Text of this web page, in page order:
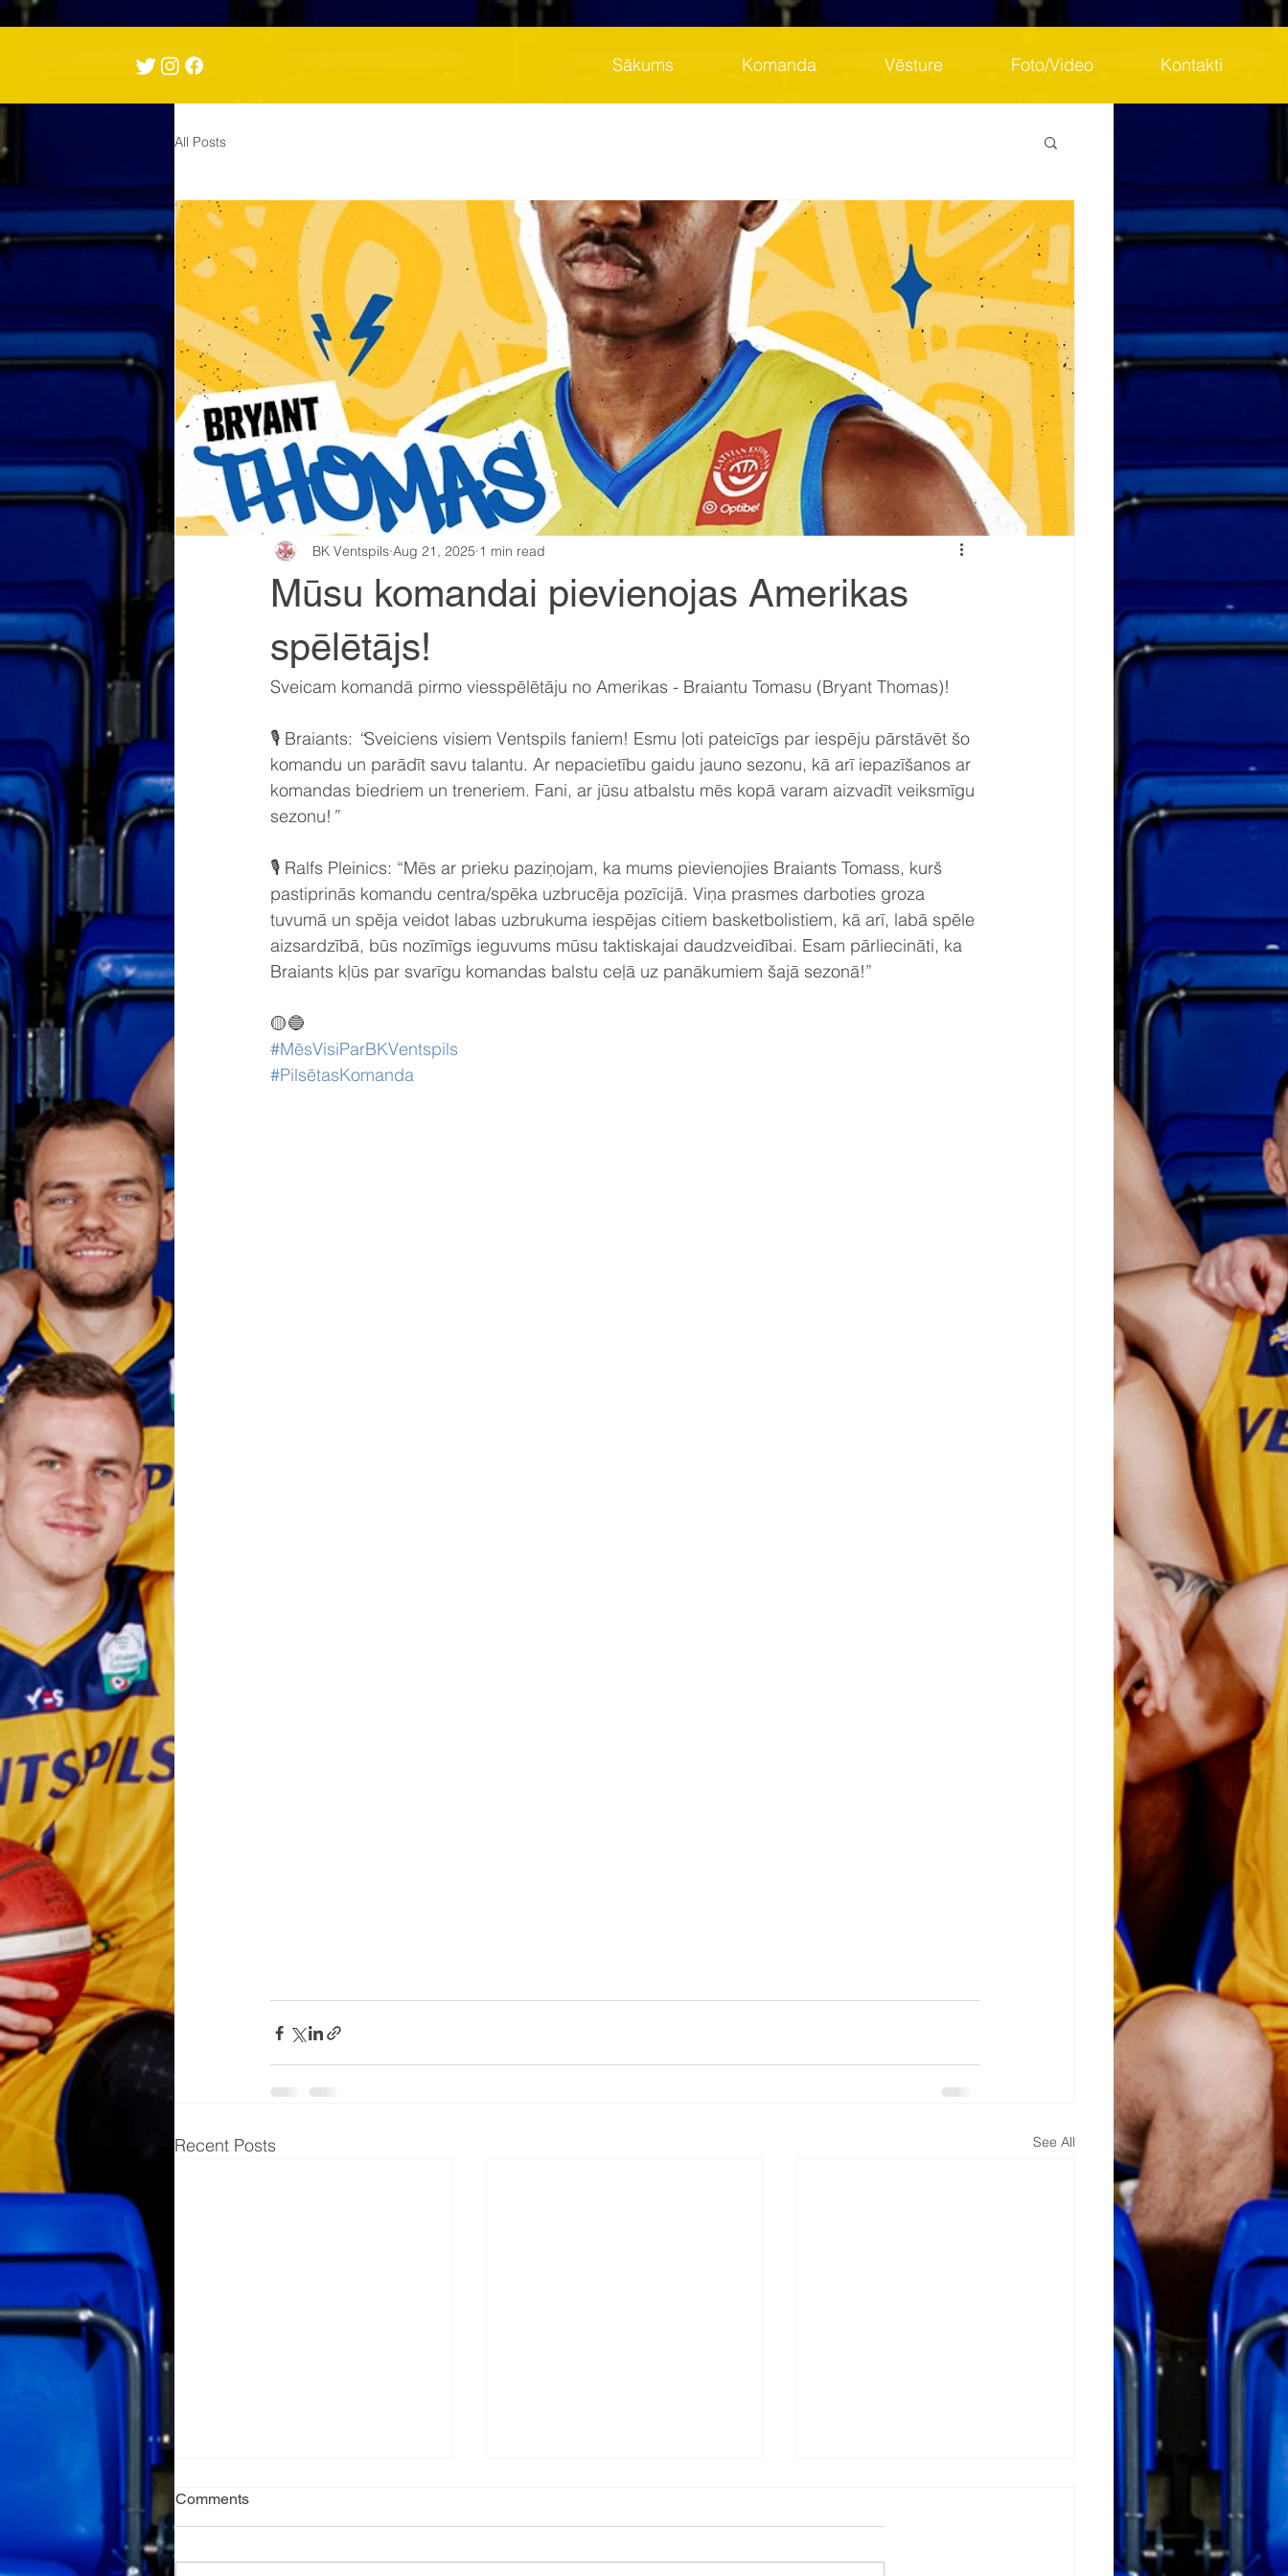
Sākums Komanda Vēsture Foto/Video Kontakti
All Posts
Mūsu komandai pievienojas Amerikas
spēlētājs!
BK Ventspils Aug 21, 2025 1 min read
Sveicam komandā pirmo viesspēlētāju no Amerikas - Braiantu Tomasu (Bryant Thomas)!
🎙️ Braiants: “Sveiciens visiem Ventspils faniem! Esmu ļoti pateicīgs par iespēju pārstāvēt šo
komandu un parādīt savu talantu. Ar nepacietību gaidu jauno sezonu, kā arī iepazīšanos ar
komandas biedriem un treneriem. Fani, ar jūsu atbalstu mēs kopā varam aizvadīt veiksmīgu
sezonu! ”
🎙️ Ralfs Pleinics: “Mēs ar prieku paziņojam, ka mums pievienojies Braiants Tomass, kurš
pastiprinās komandu centra/spēka uzbrucēja pozīcijā. Viņa prasmes darboties groza
tuvumā un spēja veidot labas uzbrukuma iespējas citiem basketbolistiem, kā arī, labā spēle
aizsardzībā, būs nozīmīgs ieguvums mūsu taktiskajai daudzveidībai. Esam pārliecināti, ka
Braiants kļūs par svarīgu komandas balstu ceļā uz panākumiem šajā sezonā!”
🟡🔵
#MēsVisiParBKVentspils
#PilsētasKomanda
Recent Posts See All
Comments